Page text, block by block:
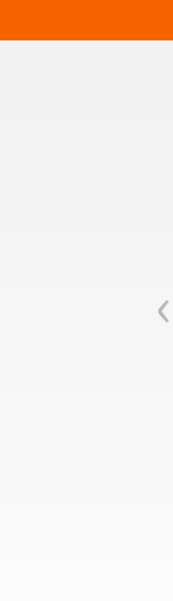
‹